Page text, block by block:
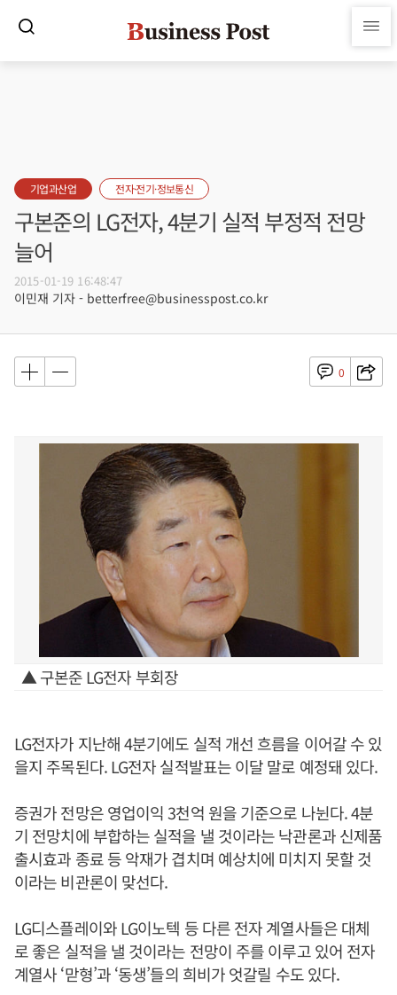
기업과산업 전자·전기·정보통신
구본준의 LG전자, 4분기 실적 부정적 전망
늘어
2015-01-19 16:48:47
이민재 기자 - betterfree@businesspost.co.kr
0
▲ 구본준 LG전자 부회장
LG전자가 지난해 4분기에도 실적 개선 흐름을 이어갈 수 있
을지 주목된다. LG전자 실적발표는 이달 말로 예정돼 있다.
증권가 전망은 영업이익 3천억 원을 기준으로 나뉜다. 4분
기 전망치에 부합하는 실적을 낼 것이라는 낙관론과 신제품
출시효과 종료 등 악재가 겹치며 예상치에 미치지 못할 것
이라는 비관론이 맞선다.
LG디스플레이와 LG이노텍 등 다른 전자 계열사들은 대체
로 좋은 실적을 낼 것이라는 전망이 주를 이루고 있어 전자
계열사 ‘맏형’과 ‘동생’들의 희비가 엇갈릴 수도 있다.